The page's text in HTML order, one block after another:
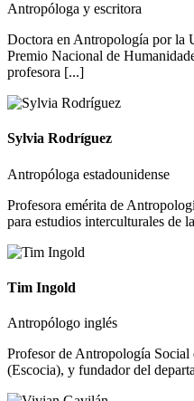
Antropóloga y escritora
Doctora en Antropología por la
Premio Nacional de
profesora [...]
Sylvia Rodríguez
Antropóloga estadounidense
Profesora emérita de
para estudios interculturales de
Tim Ingold
Antropólogo inglés
Profesor de Antropología
(Escocia), y fundador del